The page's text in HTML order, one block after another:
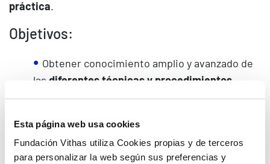
Esta página web usa cookies
Fundación Vithas utiliza Cookies propias y de terceros
para personalizar la web según sus preferencias y
práctica.
Objetivos:
Obtener conocimiento amplio y avanzado de
las diferentes técnicas y procedimientos
Conocer los principales
dispositivos estéticos y sus aplicacionesen la